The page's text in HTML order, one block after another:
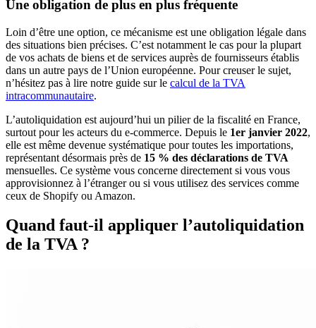
Une obligation de plus en plus fréquente
Loin d’être une option, ce mécanisme est une obligation légale dans
des situations bien précises. C’est notamment le cas pour la plupart
de vos achats de biens et de services auprès de fournisseurs établis
dans un autre pays de l’Union européenne. Pour creuser le sujet,
n’hésitez pas à lire notre guide sur le calcul de la TVA
intracommunautaire.
L’autoliquidation est aujourd’hui un pilier de la fiscalité en France,
surtout pour les acteurs du e-commerce. Depuis le 1er janvier 2022,
elle est même devenue systématique pour toutes les importations,
représentant désormais près de 15 % des déclarations de TVA
mensuelles. Ce système vous concerne directement si vous vous
approvisionnez à l’étranger ou si vous utilisez des services comme
ceux de Shopify ou Amazon.
Quand faut-il appliquer l’autoliquidation
de la TVA ?